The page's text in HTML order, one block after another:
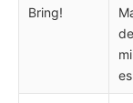
Bring!
es